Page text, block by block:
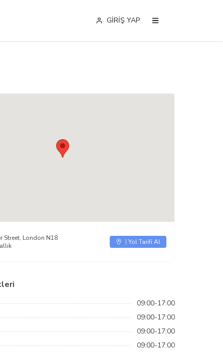
GİRİŞ YAP
Street, London N18
Yol Tarifi Al
09:00-17:00
09:00-17:00
09:00-17:00
09:00-17:00